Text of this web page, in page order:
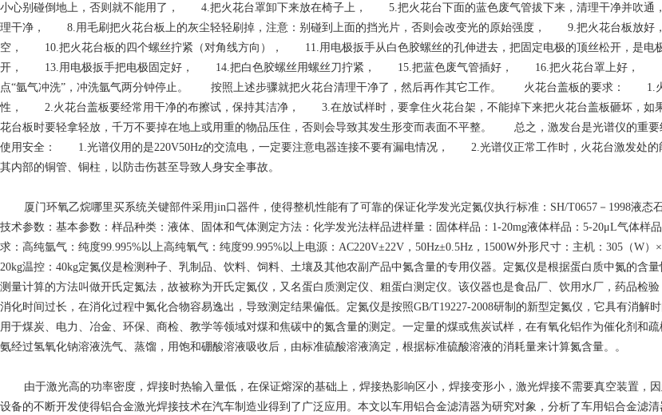
小心别碰倒地上，否则就不能用了， 4.把火花台罩卸下来放在椅子上， 5.把火花台下面的蓝色废气管拔下来，清理干净并
理干净， 8.用毛刷把火花台板上的灰尘轻轻刷掉，注意：别碰到上面的挡光片，否则会改变光的原始强度， 9.把火花台板放好
空， 10.把火花台板的四个螺丝拧紧（对角线方向）， 11.用电极扳手从白色胶螺丝的孔伸进去，把固定电极的顶丝松开，是
开， 13.用电极扳手把电极固定好， 14.把白色胶螺丝用螺丝刀拧紧， 15.把蓝色废气管插好， 16.把火花台罩上好，
点“氩气冲洗”，冲洗氩气两分钟停止。 按照上述步骤就把火花台清理干净了，然后再作其它工作。 火花台盖板的要求： 1.火
性， 2.火花台盖板要经常用干净的布擦试，保持其洁净， 3.在放试样时，要拿住火花台架，不能掉下来把火花台盖板砸坏，
花台板时要轻拿轻放，千万不要掉在地上或用重的物品压住，否则会导致其发生形变而表面不平整。 总之，激发台是光谱仪的重
使用安全： 1.光谱仪用的是220V50Hz的交流电，一定要注意电器连接不要有漏电情况， 2.光谱仪正常工作时，火花台激发处的
其内部的铜管、铜柱，以防击伤甚至导致人身安全事故。
厦门环氧乙烷哪里买系统关键部件采用jin口器件，使得整机性能有了可靠的保证化学发光定氮仪执行标准：SH/T0657－1998液
技术参数：基本参数：样品种类：液体、固体和气体测定方法：化学发光法样品进样量：固体样品：1-20mg液体样品：5-20μL气体
求：高纯氩气：纯度99.995%以上高纯氧气：纯度99.995%以上电源：AC220V±22V，50Hz±0.5Hz，1500W外形尺寸：主机：305（W
20kg温控：40kg定氮仪是检测种子、乳制品、饮料、饲料、土壤及其他农副产品中氮含量的专用仪器。定氮仪是根据蛋白质中氮的
测量计算的方法叫做开氏定氮法，故被称为开氏定氮仪，又名蛋白质测定仪、粗蛋白测定仪。该仪器也是食品厂、饮用水厂，药品检
消化时间过长，在消化过程中氮化合物容易逸出，导致测定结果偏低。定氮仪是按照GB/T19227-2008研制的新型定氮仪，它具有消
用于煤炭、电力、冶金、环保、商检、教学等领域对煤和焦碳中的氮含量的测定。一定量的煤或焦炭试样，在有氧化铝作为催化剂和
氨经过氢氧化钠溶液洗气、蒸馏，用饱和硼酸溶液吸收后，由标准硫酸溶液滴定，根据标准硫酸溶液的消耗量来计算氮含量。。
由于激光高的功率密度，焊接时热输入量低，在保证熔深的基础上，焊接热影响区小，焊接变形小，激光焊接不需要真空装置
设备的不断开发使得铝合金激光焊接技术在汽车制造业得到了广泛应用。本文以车用铝合金滤清器为研究对象，分析了车用铝合金滤